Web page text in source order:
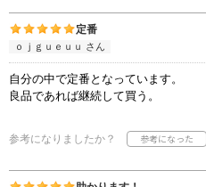
定番
ｏｊｇｕｅｕｕ さん
自分の中で定番となっています。
良品であれば継続して買う。
参考になりましたか？